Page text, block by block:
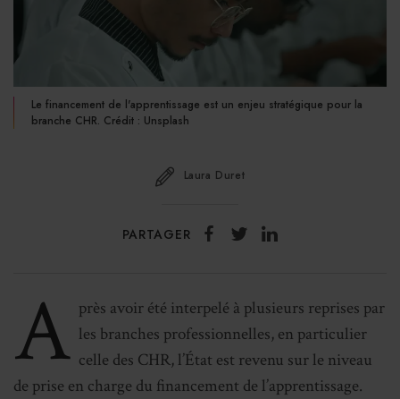
Le financement de l'apprentissage est un enjeu stratégique pour la
branche CHR. Crédit : Unsplash
Laura Duret
PARTAGER
A près avoir été interpelé à plusieurs reprises par
les branches professionnelles, en particulier
celle des CHR, l’État est revenu sur le niveau
de prise en charge du financement de l’apprentissage.